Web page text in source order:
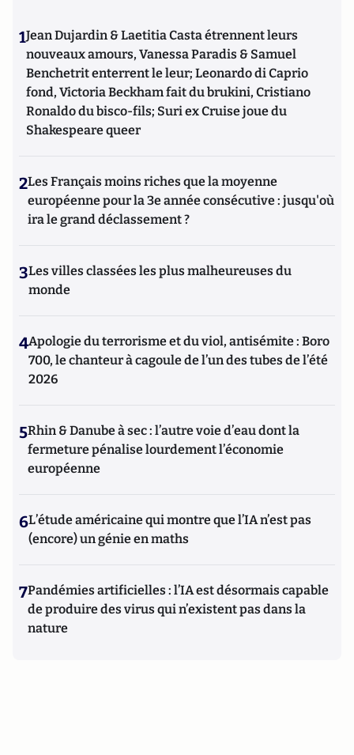
1Jean Dujardin & Laetitia Casta étrennent leurs
nouveaux amours, Vanessa Paradis & Samuel
Benchetrit enterrent le leur; Leonardo di Caprio
fond, Victoria Beckham fait du brukini, Cristiano
Ronaldo du bisco-fils; Suri ex Cruise joue du
Shakespeare queer
2Les Français moins riches que la moyenne
européenne pour la 3e année consécutive : jusqu'où
ira le grand déclassement ?
3Les villes classées les plus malheureuses du
monde
4Apologie du terrorisme et du viol, antisémite : Boro
700, le chanteur à cagoule de l’un des tubes de l’été
2026
5Rhin & Danube à sec : l’autre voie d’eau dont la
fermeture pénalise lourdement l’économie
européenne
6L’étude américaine qui montre que l’IA n’est pas
(encore) un génie en maths
7Pandémies artificielles : l’IA est désormais capable
de produire des virus qui n’existent pas dans la
nature